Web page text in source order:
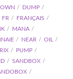
DUMP
FR
FRANÇAIS
MANA
NEAR
OIL
PUMP
SANDBOX